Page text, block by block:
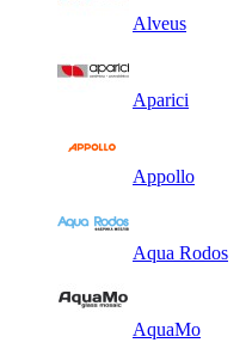
Alveus
Aparici
Appollo
Aqua Rodos
AquaMo